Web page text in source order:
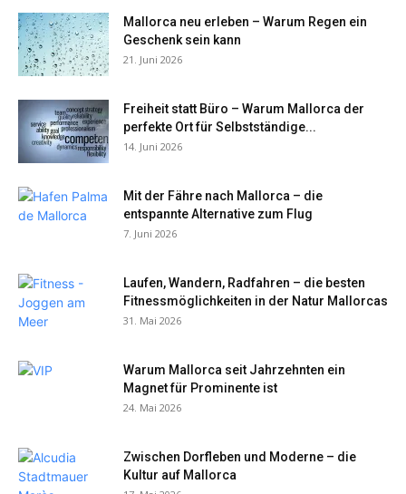
Mallorca neu erleben – Warum Regen ein
Geschenk sein kann
21. Juni 2026
Freiheit statt Büro – Warum Mallorca der
perfekte Ort für Selbstständige...
14. Juni 2026
Mit der Fähre nach Mallorca – die
entspannte Alternative zum Flug
7. Juni 2026
Laufen, Wandern, Radfahren – die besten
Fitnessmöglichkeiten in der Natur Mallorcas
31. Mai 2026
Warum Mallorca seit Jahrzehnten ein
Magnet für Prominente ist
24. Mai 2026
Zwischen Dorfleben und Moderne – die
Kultur auf Mallorca